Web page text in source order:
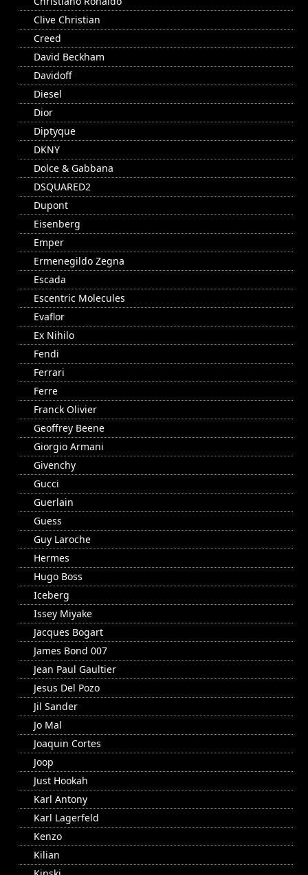
Clive Christian
Creed
David Beckham
Davidoff
Diesel
Dior
Diptyque
DKNY
Dolce & Gabbana
DSQUARED2
Dupont
Eisenberg
Emper
Ermenegildo Zegna
Escada
Escentric Molecules
Evaflor
Ex Nihilo
Fendi
Ferrari
Ferre
Franck Olivier
Geoffrey Beene
Giorgio Armani
Givenchy
Gucci
Guerlain
Guess
Guy Laroche
Hermes
Hugo Boss
Iceberg
Issey Miyake
Jacques Bogart
James Bond 007
Jean Paul Gaultier
Jesus Del Pozo
Jil Sander
Jo Mal
Joaquin Cortes
Joop
Just Hookah
Karl Antony
Karl Lagerfeld
Kenzo
Kilian